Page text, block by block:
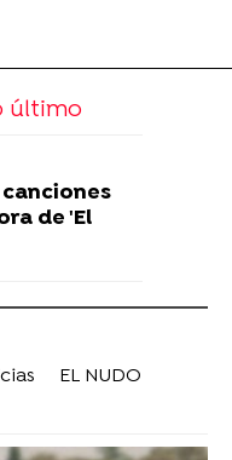
último
de 'El
EL NUDO